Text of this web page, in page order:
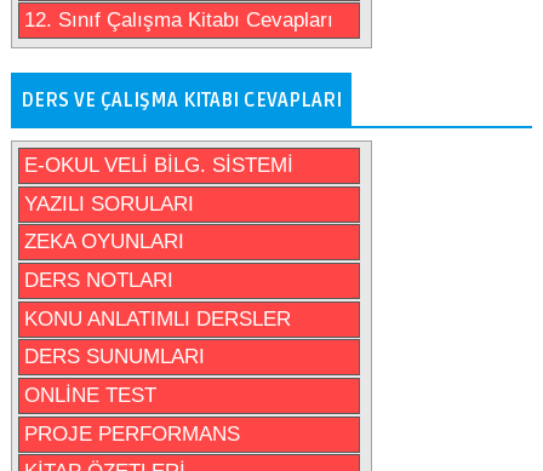
12. Sınıf Çalışma Kitabı Cevapları
DERS VE ÇALIŞMA KITABI CEVAPLARI
E-OKUL VELİ BİLG. SİSTEMİ
YAZILI SORULARI
ZEKA OYUNLARI
DERS NOTLARI
KONU ANLATIMLI DERSLER
DERS SUNUMLARI
ONLİNE TEST
PROJE PERFORMANS